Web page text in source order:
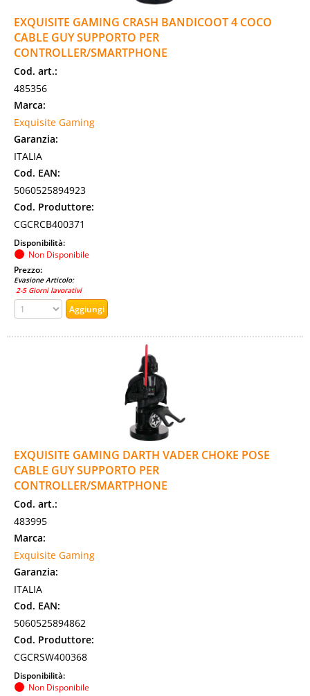
EXQUISITE GAMING CRASH BANDICOOT 4 COCO
CABLE GUY SUPPORTO PER
CONTROLLER/SMARTPHONE
Cod. art.:
485356
Marca:
Exquisite Gaming
Garanzia:
ITALIA
Cod. EAN:
5060525894923
Cod. Produttore:
CGCRCB400371
Disponibilità:
Non Disponibile
Prezzo:
Evasione Articolo:
2-5 Giorni lavorativi
EXQUISITE GAMING DARTH VADER CHOKE POSE
CABLE GUY SUPPORTO PER
CONTROLLER/SMARTPHONE
Cod. art.:
483995
Marca:
Exquisite Gaming
Garanzia:
ITALIA
Cod. EAN:
5060525894862
Cod. Produttore:
CGCRSW400368
Disponibilità:
Non Disponibile